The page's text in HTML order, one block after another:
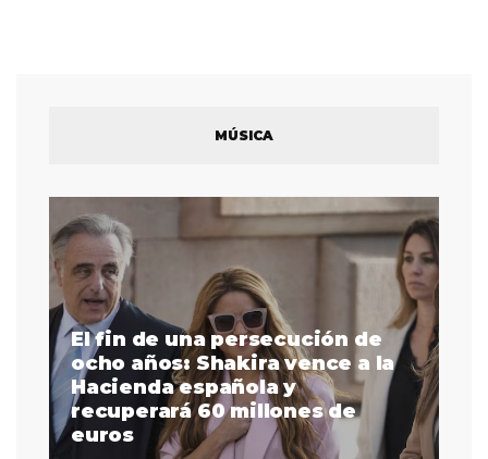
MÚSICA
El fin de una persecución de
ocho años: Shakira vence a la
Hacienda española y
recuperará 60 millones de
euros